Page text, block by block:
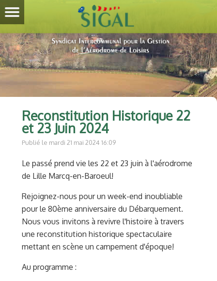
Reconstitution Historique 22
et 23 Juin 2024
Publié le mardi 21 mai 2024 16:09
Le passé prend vie les 22 et 23 juin à l'aérodrome
de Lille Marcq-en-Baroeul!
Rejoignez-nous pour un week-end inoubliable
pour le 80ème anniversaire du Débarquement.
Nous vous invitons à revivre l'histoire à travers
une reconstitution historique spectaculaire
mettant en scène un campement d'époque!
Au programme :